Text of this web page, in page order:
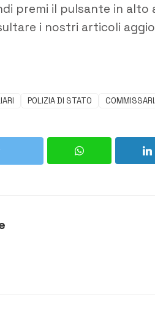
premi il pulsante in alto
i nostri articoli
POLIZIA DI STATO